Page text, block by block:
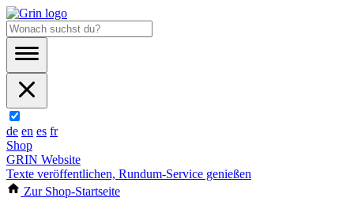
de en es fr
Shop
GRIN Website
Texte veröffentlichen, Rundum-Service genießen
Zur Shop-Startseite